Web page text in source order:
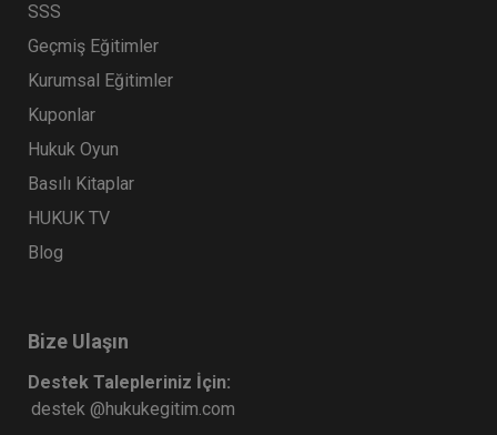
SSS
Geçmiş Eğitimler
Kurumsal Eğitimler
Kuponlar
Hukuk Oyun
Basılı Kitaplar
HUKUK TV
Blog
Bize Ulaşın
Destek Talepleriniz İçin:
destek @hukukegitim.com